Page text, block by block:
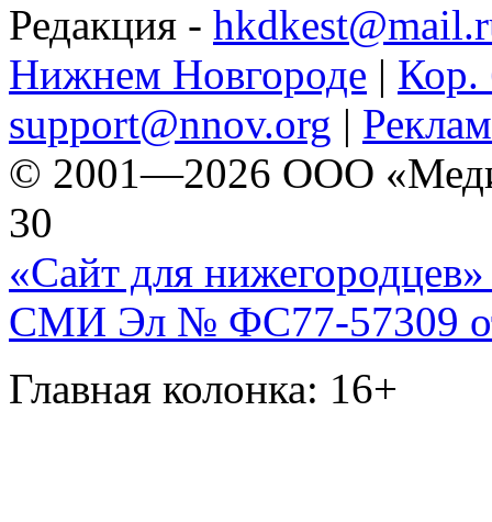
Редакция -
Нижнем Новгороде | Кор.
support@nnov.org |
© 2001—2026 ООО
30
«Сайт для нижегородцев»
СМИ Эл № ФС77-57309
Главная колонка: 16+